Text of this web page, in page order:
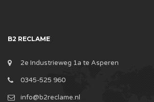
B2 RECLAME
2e Industrieweg 1a te Asperen
0345-525 960
info@b2reclame.nl